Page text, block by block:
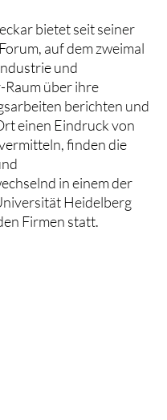
bietetseitseiner
Forum, aufdemzweimal
und
Raumüberihre
berichten und
einen Eindruck von
finden die
ineinem der
Heidelberg
Firmen statt.